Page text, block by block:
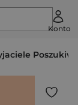
Konto